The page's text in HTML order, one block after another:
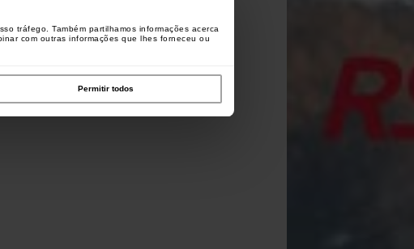
tráfego. Também partilhamos informações acerca
com outras informações que lhes forneceu ou
Permitir todos